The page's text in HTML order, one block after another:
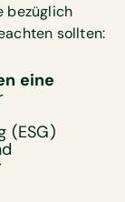
bezüglich
sollten:
eine
(ESG)